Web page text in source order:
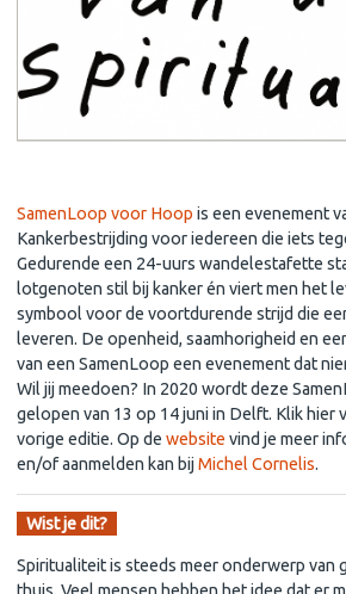
SamenLoop voor Hoop is een evenement
Kankerbestrijding voor iedereen die iets
Gedurende een 24-uurs wandelestafette
lotgenoten stil bij kanker én viert men het
symbool voor de voortdurende strijd die
leveren. De openheid, saamhorigheid en
van een SamenLoop een evenement dat
Wil jij meedoen? In 2020 wordt deze
gelopen van 13 op 14 juni in Delft. Klik hier
vorige editie. Op de website vind je meer
en/of aanmelden kan bijMichel Cornelis.
Wist je dit?
Spiritualiteit is steeds meer onderwerp van